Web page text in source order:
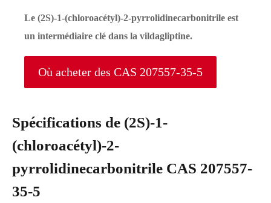
Le (2S)-1-(chloroacétyl)-2-pyrrolidinecarbonitrile est
un intermédiaire clé dans la vildagliptine.
Où acheter des CAS 207557-35-5
Spécifications de (2S)-1-
(chloroacétyl)-2-
pyrrolidinecarbonitrile CAS 207557-
35-5